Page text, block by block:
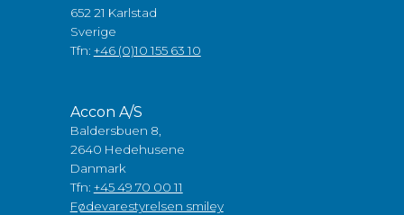
652 21 Karlstad
Sverige
Tfn: +46 (0)10 155 63 10
Accon A/S
Baldersbuen 8,
2640 Hedehusene
Danmark
Tfn: +45 49 70 00 11
Fødevarestyrelsen smiley